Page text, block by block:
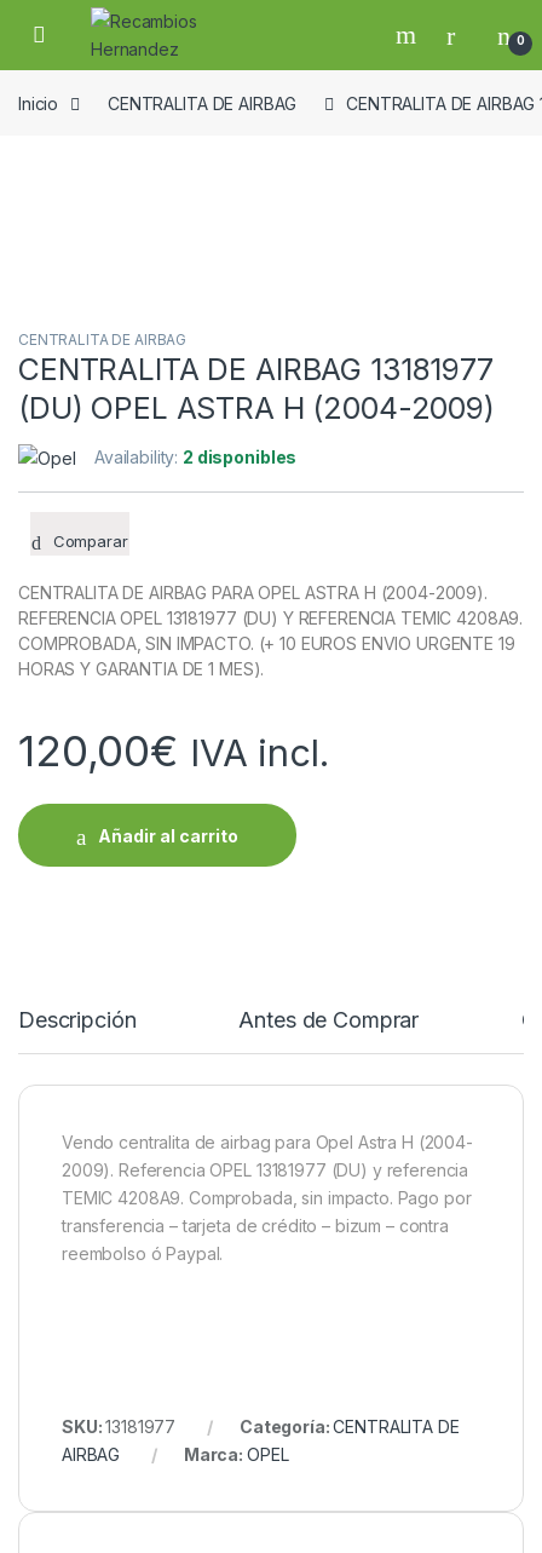
Skip to navigation
Skip to content
Open 0
Inicio CENTRALITA DE AIRBAG CENTRALITA DE
CENTRALITA DE AIRBAG
CENTRALITA DE AIRBAG 13181977
(DU) OPEL ASTRA H (2004-2009)
Availability: 2 disponibles
Comparar
CENTRALITA DE AIRBAG PARA OPEL ASTRA H (2004-2009).
REFERENCIA OPEL 13181977 (DU) Y REFERENCIA TEMIC 4208A9.
COMPROBADA, SIN IMPACTO. (+ 10 EUROS ENVIO URGENTE 19
HORAS Y GARANTIA DE 1 MES).
120,00€ IVA incl.
Añadir al carrito
Descripción Antes de Comprar
Vendo centralita de airbag para Opel Astra H (2004-
2009). Referencia OPEL 13181977 (DU) y referencia
TEMIC 4208A9. Comprobada, sin impacto. Pago por
transferencia – tarjeta de crédito – bizum – contra
reembolso ó Paypal.
SKU:13181977 Categoría:CENTRALITA DE
AIRBAG
Marca: OPEL